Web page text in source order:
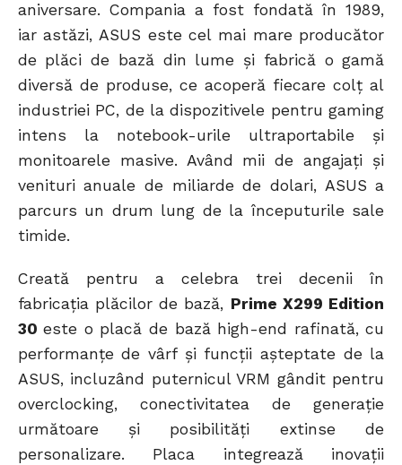
aniversare. Compania a fost fondată în 1989,
iar astăzi, ASUS este cel mai mare producător
de plăci de bază din lume și fabrică o gamă
diversă de produse, ce acoperă fiecare colț al
industriei PC, de la dispozitivele pentru gaming
intens la notebook-urile ultraportabile și
monitoarele masive. Având mii de angajați și
venituri anuale de miliarde de dolari, ASUS a
parcurs un drum lung de la începuturile sale
timide.
Creată pentru a celebra trei decenii în
fabricația plăcilor de bază, Prime X299 Edition
30este o placă de bază high-end rafinată, cu
performanțe de vârf și funcții așteptate de la
ASUS, incluzând puternicul VRM gândit pentru
overclocking, conectivitatea de generație
următoare și posibilități extinse de
personalizare. Placa integrează inovații